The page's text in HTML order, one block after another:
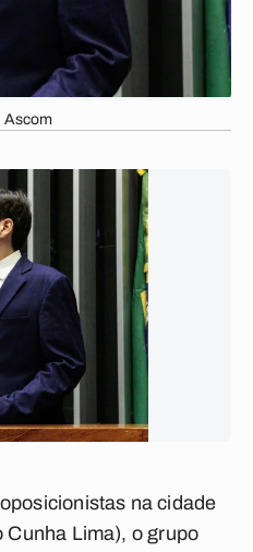
Ascom
na cidade
Cunha Lima), o grupo